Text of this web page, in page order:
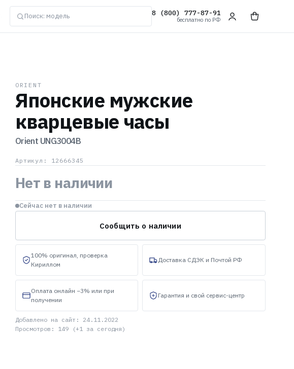
8 (800) 777-87-91
бесплатно по РФ
ORIENT
Японские мужские
кварцевые часы
Orient UNG3004B
Артикул: 12666345
Нет в наличии
Сейчас нет в наличии
Сообщить о наличии
100% оригинал, проверка
Кириллом
Доставка СДЭК и Почтой РФ
Оплата онлайн −3% или при
получении
Гарантия и свой сервис-центр
Добавлено на сайт: 24.11.2022
Просмотров: 149 (+1 за сегодня)